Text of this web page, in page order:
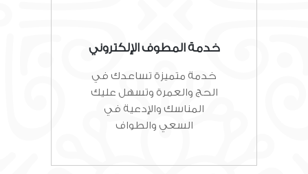
خدمة المطوف الإلكتروني
خدمة متميزة تساعدك في
الحج والعمرة وتسهل عليك
المناسك والإدعية في
السعي والطواف